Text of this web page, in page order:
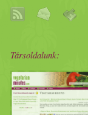
Társoldalunk: